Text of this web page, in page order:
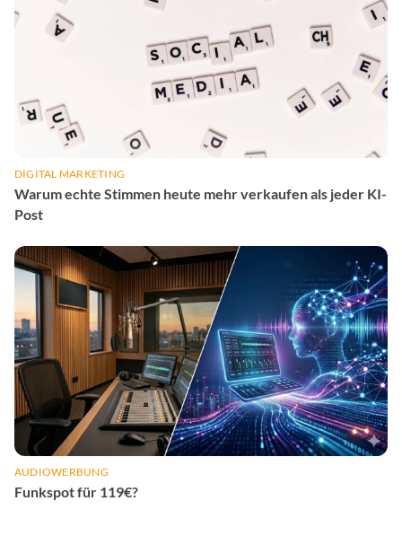
DIGITAL MARKETING
Warum echte Stimmen heute mehr verkaufen als jeder KI-
Post
AUDIOWERBUNG
Funkspot für 119€?